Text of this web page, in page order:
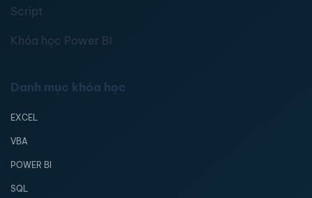
Script
Khóa học Power BI
Danh mục khóa học
EXCEL
VBA
POWER BI
SQL